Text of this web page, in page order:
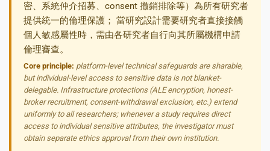
密、系統仲介招募、consent 撤銷排除等）為所有研究者
提供統一的倫理保護； 當研究設計需要研究者直接接觸
個人敏感屬性時，需由各研究者自行向其所屬機構申請
倫理審查。
Core principle: platform-level technical safeguards are sharable,
but individual-level access to sensitive data is not blanket-
delegable. Infrastructure protections (ALE encryption, honest-
broker recruitment, consent-withdrawal exclusion, etc.) extend
uniformly to all researchers; whenever a study requires direct
access to individual sensitive attributes, the investigator must
obtain separate ethics approval from their own institution.